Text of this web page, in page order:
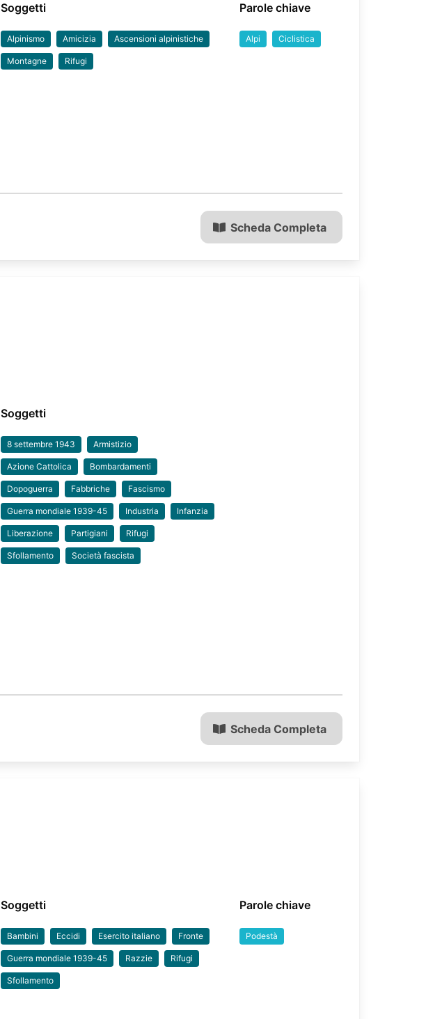
Soggetti
Alpinismo Amicizia Ascensioni alpinistiche
Montagne Rifugi
Parole chiave
Alpi Ciclistica
Scheda Completa
Soggetti
8 settembre 1943 Armistizio
Azione Cattolica Bombardamenti
Dopoguerra Fabbriche Fascismo
Guerra mondiale 1939-45 Industria Infanzia
Liberazione Partigiani Rifugi
Sfollamento Società fascista
Scheda Completa
Soggetti
Bambini Eccidi Esercito italiano Fronte
Guerra mondiale 1939-45 Razzie Rifugi
Sfollamento
Parole chiave
Podestà